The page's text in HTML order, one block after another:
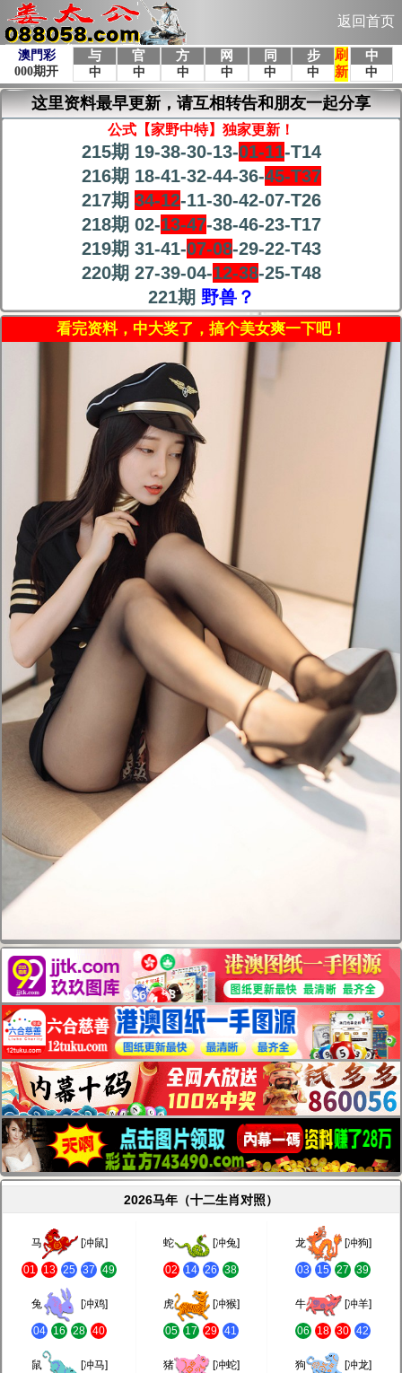
返回首页
这里资料最早更新，请互相转告和朋友一起分享
公式【家野中特】独家更新！
215期 19-38-30-13-01-11-T14
216期 18-41-32-44-36-45-T37
217期 34-12-11-30-42-07-T26
218期 02-13-47-38-46-23-T17
219期 31-41-07-08-29-22-T43
220期 27-39-04-12-38-25-T48
221期 野兽？
看完资料，中大奖了，搞个美女爽一下吧！
2026马年（十二生肖对照）
马 [冲鼠]
01 13 25 37 49
蛇 [冲兔]
02 14 26 38
龙 [冲狗]
03 15 27 39
兔 [冲鸡]
04 16 28 40
虎 [冲猴]
05 17 29 41
牛 [冲羊]
06 18 30 42
鼠 [冲马] 猪 [冲蛇] 狗 [冲龙]